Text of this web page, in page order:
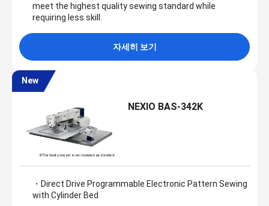
meet the highest quality sewing standard while
requiring less skill.
자세히 보기
New
NEXIO BAS-342K
・Direct Drive Programmable Electronic Pattern Sewing
with Cylinder Bed